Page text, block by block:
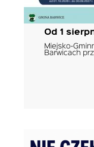
Od 1
Miejsko-
Barwicach